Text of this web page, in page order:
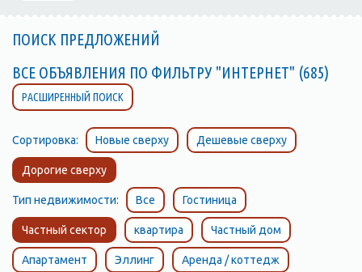
ПОИСК ПРЕДЛОЖЕНИЙ
ВСЕ ОБЪЯВЛЕНИЯ ПО ФИЛЬТРУ "ИНТЕРНЕТ" (685)
РАСШИРЕННЫЙ ПОИСК
Сортировка: Новые сверху Дешевые сверху
Дорогие сверху
Тип недвижимости: Все Гостиница
Частный сектор квартира Частный дом
Апартамент Эллинг Аренда / коттедж